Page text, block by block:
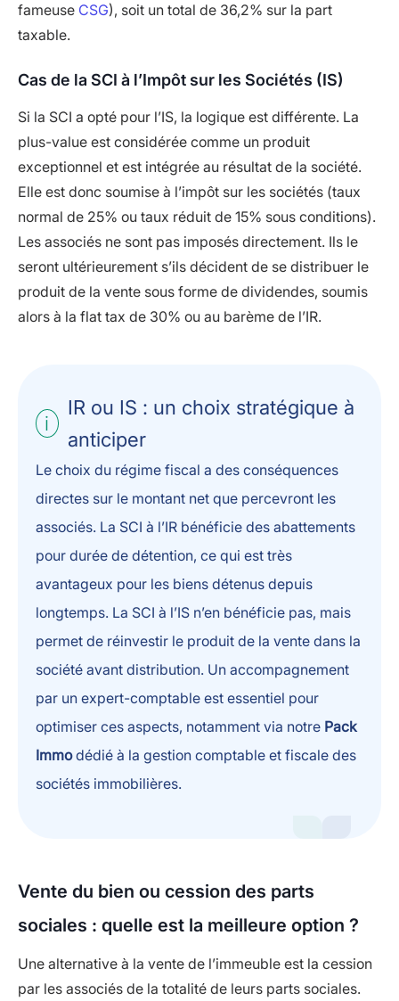
fameuse CSG), soit un total de 36,2% sur la part
taxable.
Cas de la SCI à l’Impôt sur les Sociétés (IS)
Si la SCI a opté pour l’IS, la logique est différente. La
plus-value est considérée comme un produit
exceptionnel et est intégrée au résultat de la société.
Elle est donc soumise à l’impôt sur les sociétés (taux
normal de 25% ou taux réduit de 15% sous conditions).
Les associés ne sont pas imposés directement. Ils le
seront ultérieurement s’ils décident de se distribuer le
produit de la vente sous forme de dividendes, soumis
alors à la flat tax de 30% ou au barème de l’IR.
IR ou IS : un choix stratégique à
anticiper
Le choix du régime fiscal a des conséquences
directes sur le montant net que percevront les
associés. La SCI à l’IR bénéficie des abattements
pour durée de détention, ce qui est très
avantageux pour les biens détenus depuis
longtemps. La SCI à l’IS n’en bénéficie pas, mais
permet de réinvestir le produit de la vente dans la
société avant distribution. Un accompagnement
par un expert-comptable est essentiel pour
optimiser ces aspects, notamment via notre Pack
Immodédié à la gestion comptable et fiscale des
sociétés immobilières.
Vente du bien ou cession des parts
sociales : quelle est la meilleure option ?
Une alternative à la vente de l’immeuble est la cession
par les associés de la totalité de leurs parts sociales.